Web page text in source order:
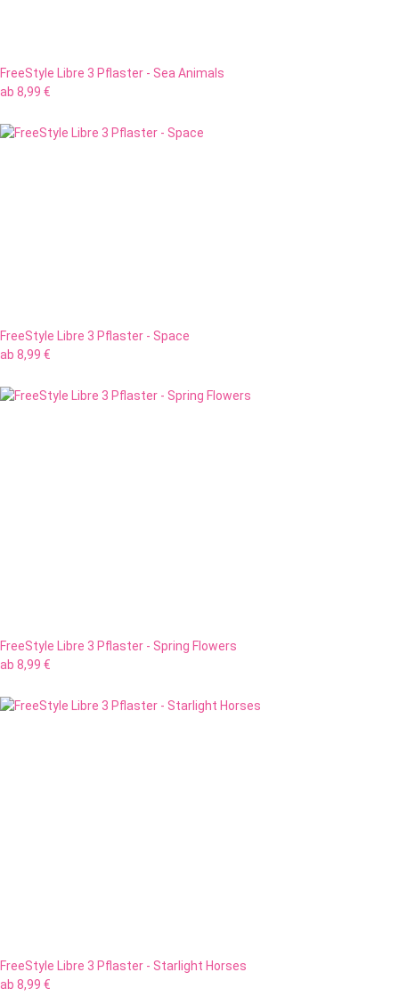
FreeStyle Libre 3 Pflaster - Sea Animals
ab 8,99 €
FreeStyle Libre 3 Pflaster - Space
ab 8,99 €
FreeStyle Libre 3 Pflaster - Spring Flowers
ab 8,99 €
FreeStyle Libre 3 Pflaster - Starlight Horses
ab 8,99 €